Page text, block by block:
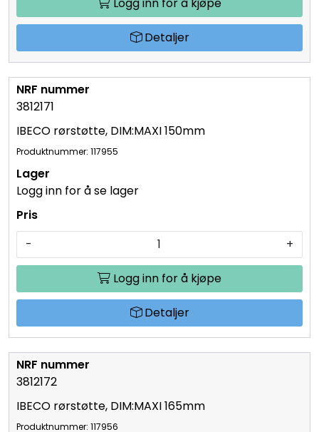
Logg inn for å kjøpe
Detaljer
3812171
IBECO rørstøtte, DIM:MAXI 150mm
Produktnummer: 117955
Logg inn for å se lager
- +
Logg inn for å kjøpe
Detaljer
3812172
IBECO rørstøtte, DIM:MAXI 165mm